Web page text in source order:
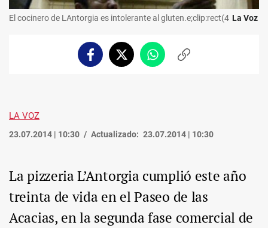
El cocinero de LAntorgia es intolerante al gluten.e;clip:rect(4 La Voz
FacebookTwitterWhatsappCopiar
LA VOZ
23.07.2014 | 10:30 Actualizado: 23.07.2014 | 10:30
La pizzeria L’Antorgia cumplió este año
treinta de vida en el Paseo de las
Acacias, en la segunda fase comercial de